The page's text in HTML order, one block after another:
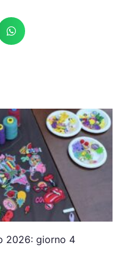
2026: giorno 4